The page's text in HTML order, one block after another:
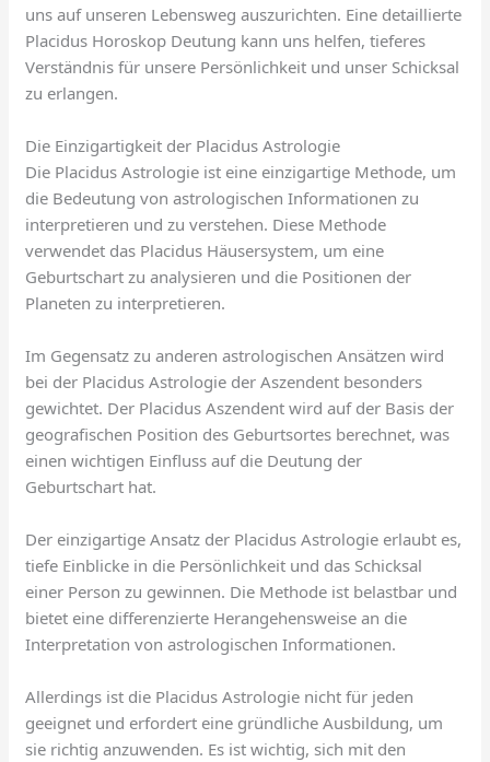
uns auf unseren Lebensweg auszurichten. Eine detaillierte
Placidus Horoskop Deutung kann uns helfen, tieferes
Verständnis für unsere Persönlichkeit und unser Schicksal
zu erlangen.
Die Einzigartigkeit der Placidus Astrologie
Die Placidus Astrologie ist eine einzigartige Methode, um
die Bedeutung von astrologischen Informationen zu
interpretieren und zu verstehen. Diese Methode
verwendet das Placidus Häusersystem, um eine
Geburtschart zu analysieren und die Positionen der
Planeten zu interpretieren.
Im Gegensatz zu anderen astrologischen Ansätzen wird
bei der Placidus Astrologie der Aszendent besonders
gewichtet. Der Placidus Aszendent wird auf der Basis der
geografischen Position des Geburtsortes berechnet, was
einen wichtigen Einfluss auf die Deutung der
Geburtschart hat.
Der einzigartige Ansatz der Placidus Astrologie erlaubt es,
tiefe Einblicke in die Persönlichkeit und das Schicksal
einer Person zu gewinnen. Die Methode ist belastbar und
bietet eine differenzierte Herangehensweise an die
Interpretation von astrologischen Informationen.
Allerdings ist die Placidus Astrologie nicht für jeden
geeignet und erfordert eine gründliche Ausbildung, um
sie richtig anzuwenden. Es ist wichtig, sich mit den